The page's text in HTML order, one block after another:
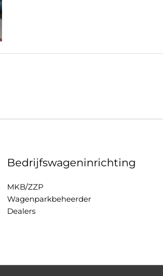
Bedrijfswageninrichting
MKB/ZZP
Wagenparkbeheerder
Dealers